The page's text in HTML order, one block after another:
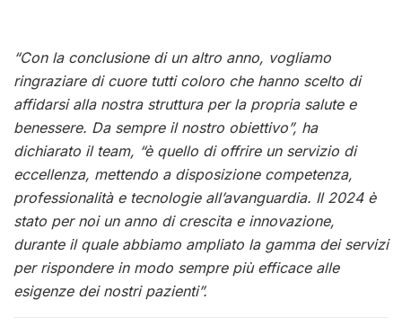
“Con la conclusione di un altro anno, vogliamo
ringraziare di cuore tutti coloro che hanno scelto di
affidarsi alla nostra struttura per la propria salute e
benessere. Da sempre il nostro obiettivo”, ha
dichiarato il team, “è quello di offrire un servizio di
eccellenza, mettendo a disposizione competenza,
professionalità e tecnologie all’avanguardia. Il 2024 è
stato per noi un anno di crescita e innovazione,
durante il quale abbiamo ampliato la gamma dei servizi
per rispondere in modo sempre più efficace alle
esigenze dei nostri pazienti”.